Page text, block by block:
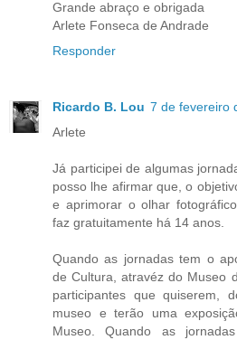
Grande abraço e obrigada
Arlete Fonseca de Andrade
Responder
Ricardo B. Lou 7 de fevereiro
Arlete
Já participei de algumas
posso lhe afirmar que, o
e aprimorar o olhar
faz gratuitamente há 14 anos.
Quando as jornadas tem o
de Cultura, atravéz do Museo
participantes que quiserem,
museo e terão uma
Museo. Quando as